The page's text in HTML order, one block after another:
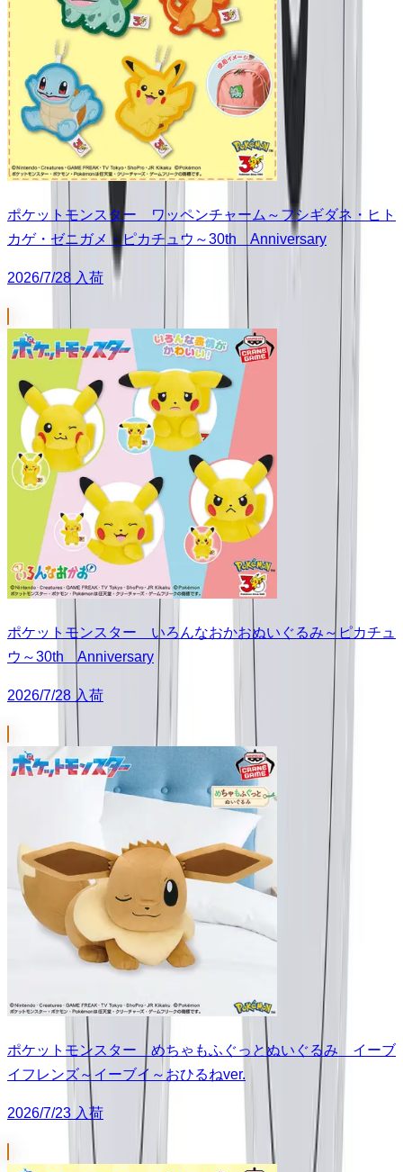
ポケットモンスター ワッペンチャーム～フシギダネ・ヒト
カゲ・ゼニガメ・ピカチュウ～30th Anniversary
2026/7/28 入荷
ポケットモンスター いろんなおかおぬいぐるみ～ピカチュ
ウ～30th Anniversary
2026/7/28 入荷
ポケットモンスター めちゃもふぐっとぬいぐるみ イーブ
イフレンズ～イーブイ～おひるねver.
2026/7/23 入荷